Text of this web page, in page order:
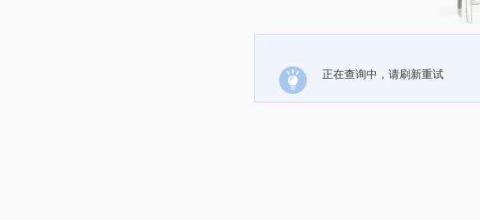
正在查询中，请刷新重试